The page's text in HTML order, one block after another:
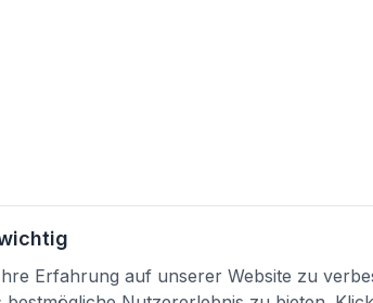
Erfahrung auf unserer Website zu